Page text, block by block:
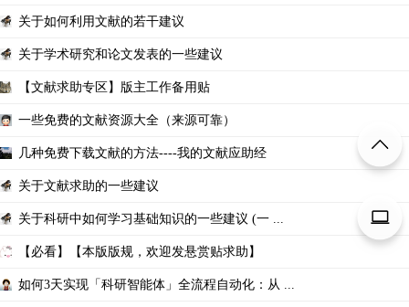
关于如何利用文献的若干建议
关于学术研究和论文发表的一些建议
【文献求助专区】版主工作备用贴
一些免费的文献资源大全（来源可靠）
几种免费下载文献的方法----我的文献应助经
关于文献求助的一些建议
关于科研中如何学习基础知识的一些建议 (一 ...
【必看】【本版版规，欢迎发悬赏贴求助】
如何3天实现「科研智能体」全流程自动化：从 ...